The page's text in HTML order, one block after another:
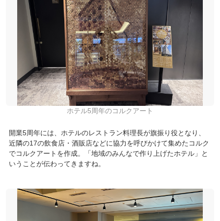
ホテル5周年のコルクアート
開業5周年には、ホテルのレストラン料理長が旗振り役となり、
近隣の17の飲食店・酒販店などに協力を呼びかけて集めたコルク
でコルクアートを作成。「地域のみんなで作り上げたホテル」と
いうことが伝わってきますね。